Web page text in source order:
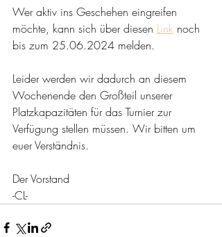
Wer aktiv ins Geschehen eingreifen
möchte, kann sich über diesen Link noch
bis zum 25.06.2024 melden.
Leider werden wir dadurch an diesem
Wochenende den Großteil unserer
Platzkapazitäten für das Turnier zur
Verfügung stellen müssen. Wir bitten um
euer Verständnis.
Der Vorstand
-CL-